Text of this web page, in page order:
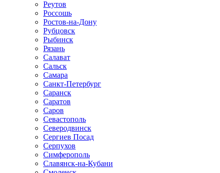
Реутов
Россошь
Ростов-на-Дону
Рубцовск
Рыбинск
Рязань
Салават
Сальск
Самара
Санкт-Петербург
Саранск
Саратов
Саров
Севастополь
Северодвинск
Сергиев Посад
Серпухов
Симферополь
Славянск-на-Кубани